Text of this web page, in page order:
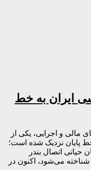
ایران به خط
مالی و اجرایی، یکی از
پایان نزدیک شده است؛
حیاتی اتصال بندر
می‌شود، اکنون در